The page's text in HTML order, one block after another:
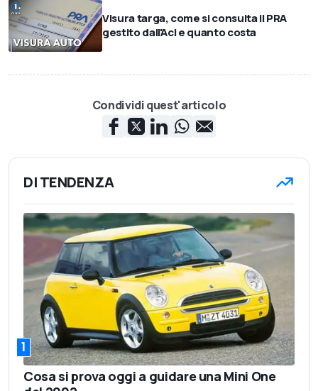
Visura targa, come si consulta il PRA
gestito dall'Aci e quanto costa
Condividi quest'articolo
DI TENDENZA
1
Cosa si prova oggi a guidare una Mini One